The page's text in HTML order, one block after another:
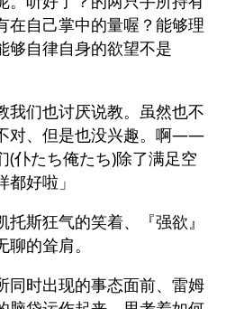
在自己掌中的量喔？能够理
够自律自身的欲望不是
我们也讨厌说教。虽然也不
对、但是也没兴趣。啊――
(仆たち俺たち)除了满足空
好啦」
托斯狂气的笑着、『强欲』
的耸肩。
同时出现的事态面前、雷姆